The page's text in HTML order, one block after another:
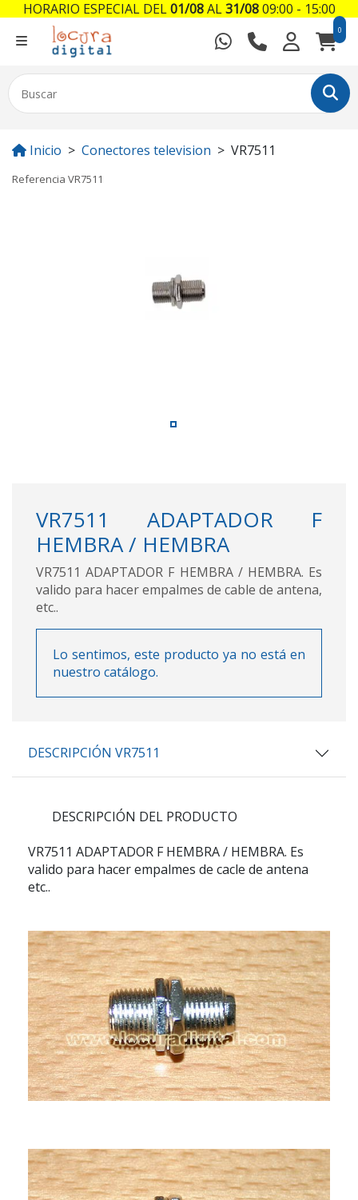
0
Inicio Conectores television VR7511
Referencia VR7511
VR7511 ADAPTADOR F
HEMBRA / HEMBRA
VR7511 ADAPTADOR F HEMBRA / HEMBRA. Es
valido para hacer empalmes de cable de antena,
etc..
Lo sentimos, este producto ya no está en
nuestro catálogo.
DESCRIPCIÓN VR7511
DESCRIPCIÓN DEL PRODUCTO
VR7511 ADAPTADOR F HEMBRA / HEMBRA. Es
valido para hacer empalmes de cacle de antena
etc..
HORARIO ESPECIAL DEL01/08AL31/0809:00 - 15:00